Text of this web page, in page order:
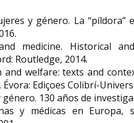
y género. La “píldora”
medicine. Historical
Routledge, 2014.
and welfare: texts and
Ediçoes Colibrí-
130 años de
y médicas en Europa,